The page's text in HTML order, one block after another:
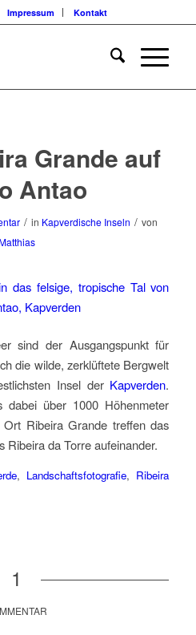
Impressum Kontakt
Grande auf
Antao
/ in Kapverdische Inseln / von
Matthias
sind der Ausgangspunkt für
die wilde, zerklüftete Bergwelt
Insel der Kapverden.
dabei über 1000 Höhenmeter
Ribeira Grande treffen das
Ribeira da Torre aufeinander.
, Landschaftsfotografie, Ribeira
1